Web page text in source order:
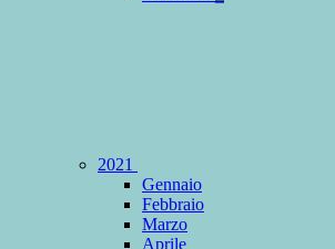
2021
Gennaio
Febbraio
Marzo
Aprile